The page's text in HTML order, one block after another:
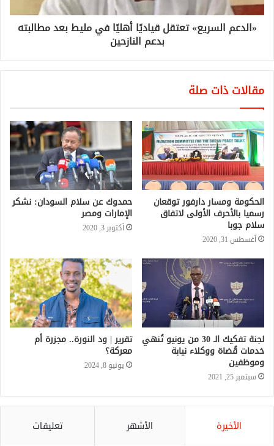
«الدعم السريع» تعتقل قياديًا أهليًا في مليط بعد مطالبته
بدعم النازحين
مقالات ذات صلة
الحكومة ومسار دارفور توقعان
رسميا بالأحرف الأولى لاتفاق
سلام جوبا
أغسطس 31, 2020
حمدوك عن سلام السودان: نشكر
الإمارات ومصر
أكتوبر 3, 2020
لجنة تفكيك الـ 30 من يونيو تُنهي
خدمات قُضاة ووكلاء نيابة
وموظفين
سبتمبر 25, 2021
تقرير | ود النورة.. مجزرة أم
معركة؟
يونيو 8, 2024
الأخيرة الأشهر تعليقات